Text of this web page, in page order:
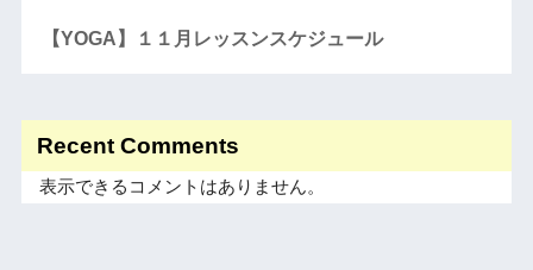
【YOGA】１１月レッスンスケジュール
Recent Comments
表示できるコメントはありません。